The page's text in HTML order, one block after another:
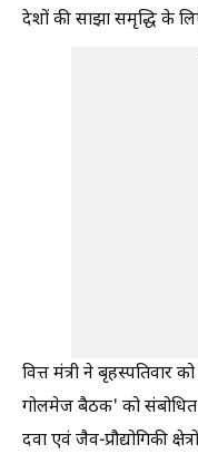
देशों की साझा समृद्धि के
वित्त मंत्री ने बृहस्पतिवार
गोलमेज बैठक' को संबोधित
दवा एवं जैव-प्रौद्योगिकी